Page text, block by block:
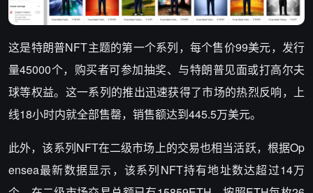
这是特朗普NFT主题的第一个系列，每个售价99美元，发行
量45000个，购买者可参加抽奖、与特朗普见面或打高尔夫
球等权益。这一系列的推出迅速获得了市场的热烈反响，上
线18小时内就全部售罄，销售额达到445.5万美元。
此外，该系列NFT在二级市场上的交易也相当活跃，根据Op
ensea最新数据显示，该系列NFT持有地址数达超过14万